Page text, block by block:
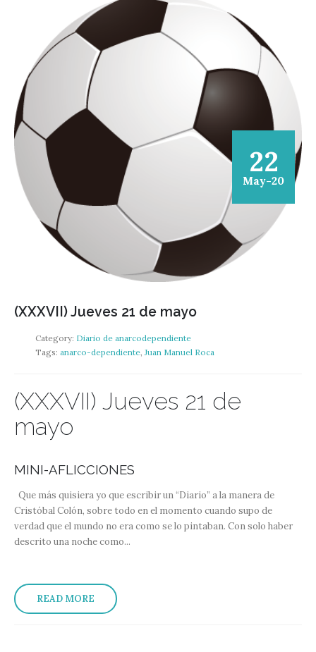
22
May-20
(XXXVII) Jueves 21 de mayo
Category: Diario de anarcodependiente
Tags: anarco-dependiente Juan Manuel Roca
(XXXVII) Jueves 21 de
mayo
MINI-AFLICCIONES
Que más quisiera yo que escribir un “Diario” a la manera de
Cristóbal Colón, sobre todo en el momento cuando supo de
verdad que el mundo no era como se lo pintaban. Con solo haber
descrito una noche como...
READ MORE